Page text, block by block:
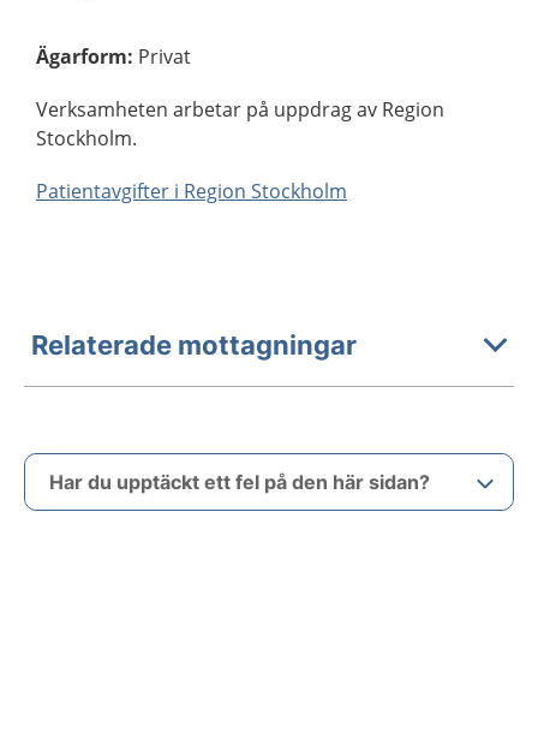
Ägarform: Privat
Verksamheten arbetar på uppdrag av Region
Stockholm.
Patientavgifter i Region Stockholm
Relaterade mottagningar
Har du upptäckt ett fel på den här sidan?